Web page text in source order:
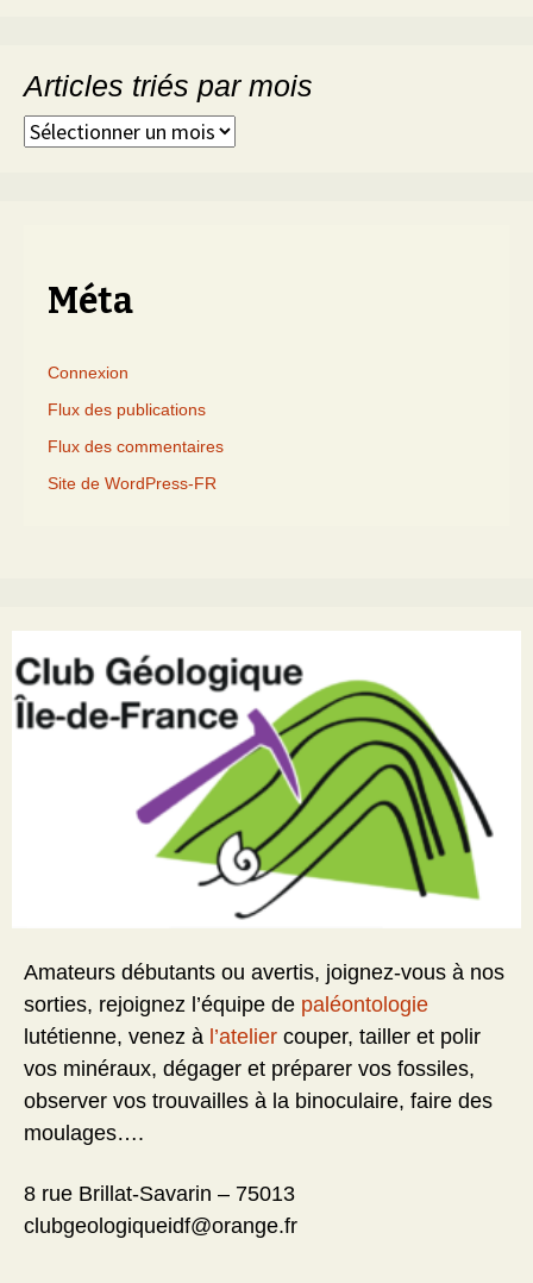
Articles triés par mois
Articles
Méta
Connexion
Flux des publications
Flux des commentaires
Site de WordPress-FR
Amateurs débutants ou avertis, joignez-vous à nos
sorties, rejoignez l’équipe de paléontologie
lutétienne, venez à l’atelier couper, tailler et polir
vos minéraux, dégager et préparer vos fossiles,
observer vos trouvailles à la binoculaire, faire des
moulages….
8 rue Brillat-Savarin – 75013
clubgeologiqueidf@orange.fr